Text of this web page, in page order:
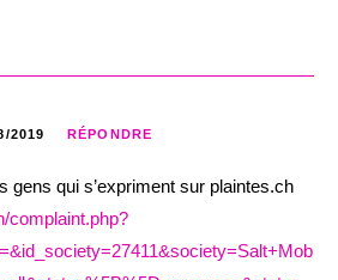
2019 RÉPONDRE
gens qui s’expriment sur plaintes.ch
complaint.php?